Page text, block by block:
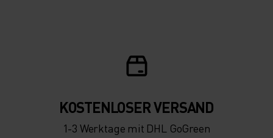
KOSTENLOSER VERSAND
1-3 Werktage mit DHL GoGreen